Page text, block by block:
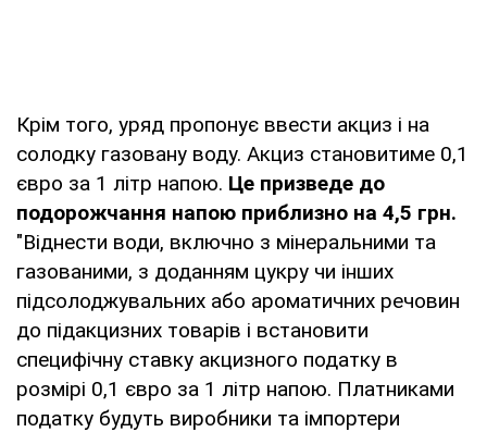
Крім того, уряд пропонує ввести акциз і на
солодку газовану воду. Акциз становитиме 0,1
євро за 1 літр напою. Це призведе до
подорожчання напою приблизно на 4,5 грн.
"Віднести води, включно з мінеральними та
газованими, з доданням цукру чи інших
підсолоджувальних або ароматичних речовин
до підакцизних товарів і встановити
специфічну ставку акцизного податку в
розмірі 0,1 євро за 1 літр напою. Платниками
податку будуть виробники та імпортери